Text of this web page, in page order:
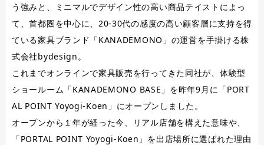
う強みと、ミニマルでデザイン性の高い商品テイストによっ
て、首都圏を中心に、20-30代の感度の高い顧客層に支持を得
ている家具ブランド「KANADEMONO」の運営を手掛ける株
式会社bydesign。
これまでオンラインで家具販売を行ってきた同社が、体験型
ショールーム「KANADEMONO BASE」を昨年9月に「PORT
AL POINT Yoyogi-Koen」にオープンしました。
オープンから１年が経った今、リアル店舗を構えた意味や、
「PORTAL POINT Yoyogi-Koen」を出店場所に選ばれた理由